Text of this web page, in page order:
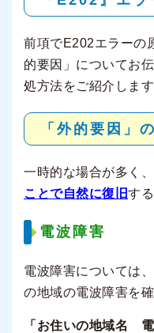
前項でE202エラーの
的要因」についてお
処方法をご紹介します
「外的要因」
一時的な場合が多く、
ことで自然に復旧す
電波障害
電波障害については
の地域の電波障害を
「お住いの地域名 電